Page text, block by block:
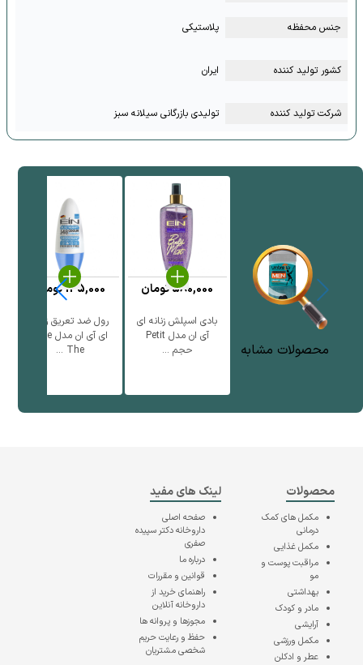
جنس محفظه پلاستیکی
کشور تولید کننده ایران
شرکت تولید کننده تولیدی بازرگانی سیلانه سبز
محصولات مشابه
بادی اسپلش زنانه ای
آی ان مدل Petit
حجم ...
580,000تومان
رول ضد تعریق زنانه
ای آی ان مدل Blue
The ...
135,000تومان
محصولات
مکمل های کمک
درمانی
مکمل غذایی
مراقبت پوست و
مو
بهداشتی
مادر و کودک
آرایشی
مکمل ورزشی
عطر و ادکلن
لینک های مفید
صفحه اصلی
داروخانه دکتر سپیده
صفری
درباره ما
قوانین و مقررات
راهنمای خرید از
داروخانه آنلاین
مجوزها و پروانه ها
حفظ و رعایت حریم
شخصی مشتریان